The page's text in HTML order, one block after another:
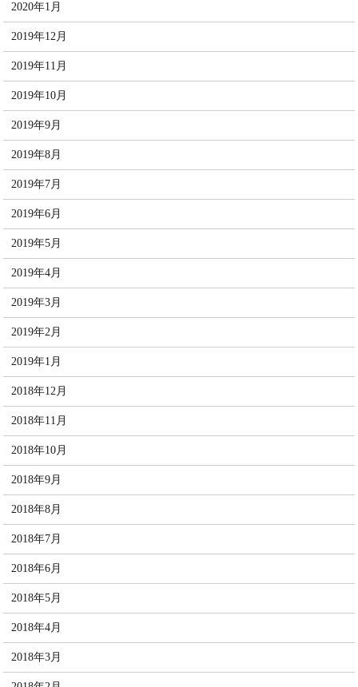
2020年1月
2019年12月
2019年11月
2019年10月
2019年9月
2019年8月
2019年7月
2019年6月
2019年5月
2019年4月
2019年3月
2019年2月
2019年1月
2018年12月
2018年11月
2018年10月
2018年9月
2018年8月
2018年7月
2018年6月
2018年5月
2018年4月
2018年3月